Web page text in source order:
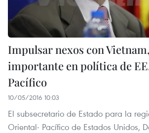
Impulsar nexos con
importante en política de
Pacífico
10/05/2016 10:03
El subsecretario de Estado para la
Oriental- Pacífico de Estados Unidos,